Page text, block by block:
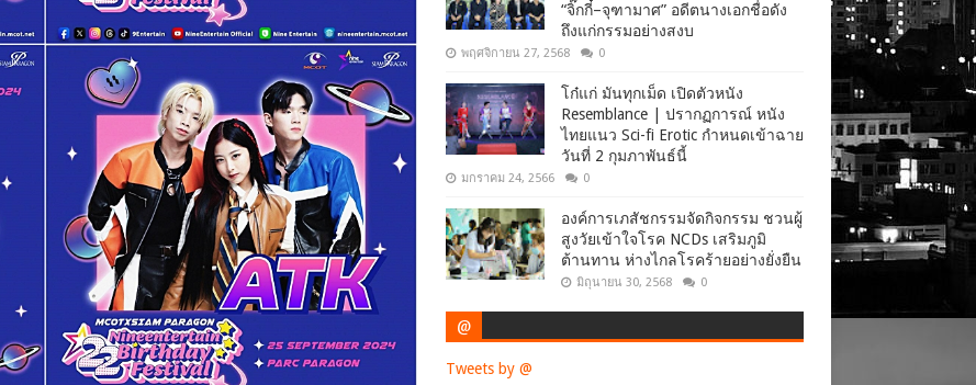
“จิ๊กกี๋–จุฑามาศ” อดีตนางเอกชื่อดัง
ถึงแก่กรรมอย่างสงบ
พฤศจิกายน 27, 2568 0
โก๋แก่ มันทุกเม็ด เปิดตัวหนัง
Resemblance | ปรากฏการณ์ หนัง
ไทยแนว Sci-fi Erotic กำหนดเข้าฉาย
วันที่ 2 กุมภาพันธ์นี้
มกราคม 24, 2566 0
องค์การเภสัชกรรมจัดกิจกรรม ชวนผู้
สูงวัยเข้าใจโรค NCDs เสริมภูมิ
ต้านทาน ห่างไกลโรคร้ายอย่างยั่งยืน
มิถุนายน 30, 2568 0
@
Tweets by @